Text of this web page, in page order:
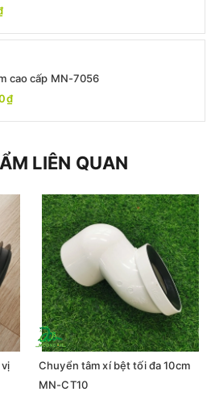
cao cấp MN-7056
LIÊN QUAN
Chuyển tâm xí bệt tối đa 10cm
MN-CT10